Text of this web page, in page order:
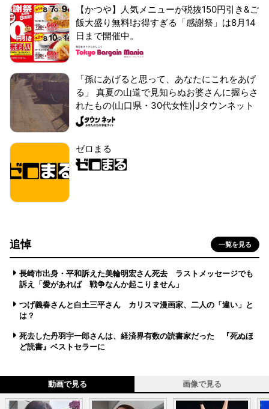
【かつや】人気メニューが税抜150円引き&ご
飯大盛り無料!お得すぎる「感謝祭」は8月14
日まで開催中。
「孫にあげると思って、あなたにこれをあげ
る」 真夏の山道で見知らぬお婆さんに握らさ
れたもの(山口県・30代女性)|Jタウンネット
ゼロまる
追悼 一覧を見る
長崎市出身・平和訴えた美輪明宏さん死去 ラストメッセージでも
訴え「愛があれば 戦争なんか起こりません」
つげ義春さんと白土三平さん カリスマ漫画家、二人の「違い」と
は？
死去した丹羽宇一郎さんは、経済界有数の読書家だった 『死ぬほ
ど読書』ベストセラーに
動画で見る 画像で見る